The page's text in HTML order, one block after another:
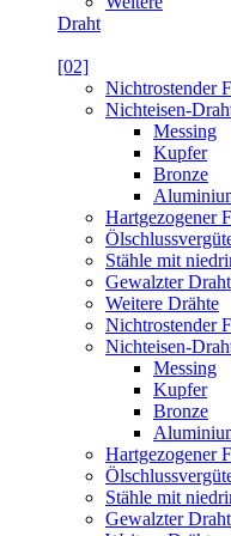
Draht
[02]
Nichtrostender
Nichteisen-
Messing
Kupfer
Bronze
Hartgezogener
Stähle mit
Gewalzter Draht
Weitere Drähte
Nichtrostender
Nichteisen-
Messing
Kupfer
Bronze
Hartgezogener
Stähle mit
Gewalzter Draht